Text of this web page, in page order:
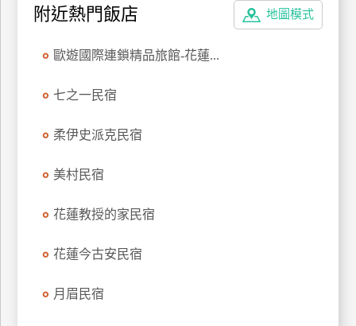
地圖模式
附近熱門飯店
歐遊國際連鎖精品旅館-花蓮...
七之一民宿
柔伊史派克民宿
美村民宿
花蓮教授的家民宿
花蓮今古安民宿
月眉民宿